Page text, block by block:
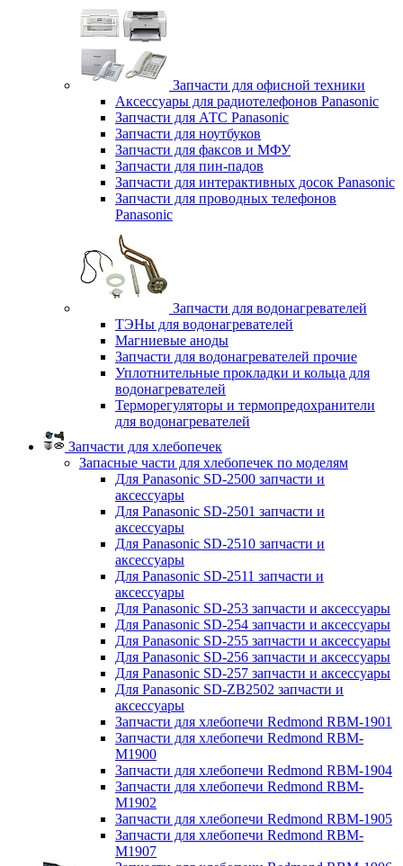
Запчасти для офисной техники
Аксессуары для радиотелефонов Panasonic
Запчасти для АТС Panasonic
Запчасти для ноутбуков
Запчасти для факсов и МФУ
Запчасти для пин-падов
Запчасти для интерактивных досок Panasonic
Запчасти для проводных телефонов
Panasonic
Запчасти для водонагревателей
ТЭНы для водонагревателей
Магниевые аноды
Запчасти для водонагревателей прочие
Уплотнительные прокладки и кольца для
водонагревателей
Терморегуляторы и термопредохранители
для водонагревателей
Запчасти для хлебопечек
Запасные части для хлебопечек по моделям
Для Panasonic SD-2500 запчасти и
аксессуары
Для Panasonic SD-2501 запчасти и
аксессуары
Для Panasonic SD-2510 запчасти и
аксессуары
Для Panasonic SD-2511 запчасти и
аксессуары
Для Panasonic SD-253 запчасти и аксессуары
Для Panasonic SD-254 запчасти и аксессуары
Для Panasonic SD-255 запчасти и аксессуары
Для Panasonic SD-256 запчасти и аксессуары
Для Panasonic SD-257 запчасти и аксессуары
Для Panasonic SD-ZB2502 запчасти и
аксессуары
Запчасти для хлебопечи Redmond RBM-1901
Запчасти для хлебопечи Redmond RBM-
M1900
Запчасти для хлебопечи Redmond RBM-1904
Запчасти для хлебопечи Redmond RBM-
M1902
Запчасти для хлебопечи Redmond RBM-1905
Запчасти для хлебопечи Redmond RBM-
M1907